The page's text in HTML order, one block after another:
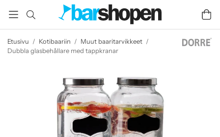
Etusivu / Kotibaariin / Muut baaritarvikkeet /
Dubbla glasbehållare med tappkranar